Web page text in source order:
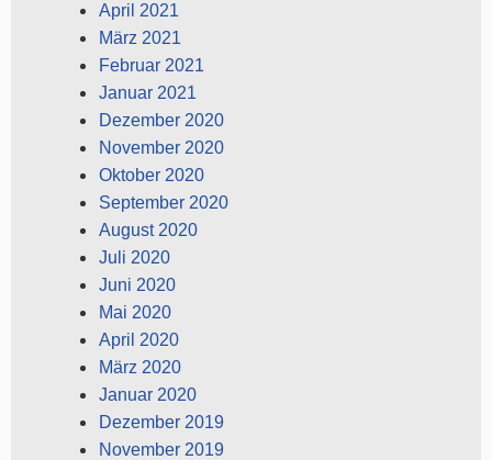
April 2021
März 2021
Februar 2021
Januar 2021
Dezember 2020
November 2020
Oktober 2020
September 2020
August 2020
Juli 2020
Juni 2020
Mai 2020
April 2020
März 2020
Januar 2020
Dezember 2019
November 2019